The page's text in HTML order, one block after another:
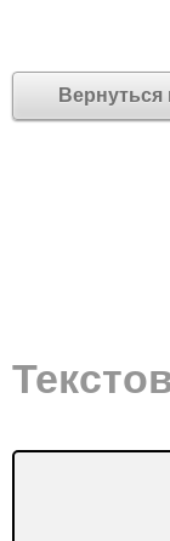
Вернуться